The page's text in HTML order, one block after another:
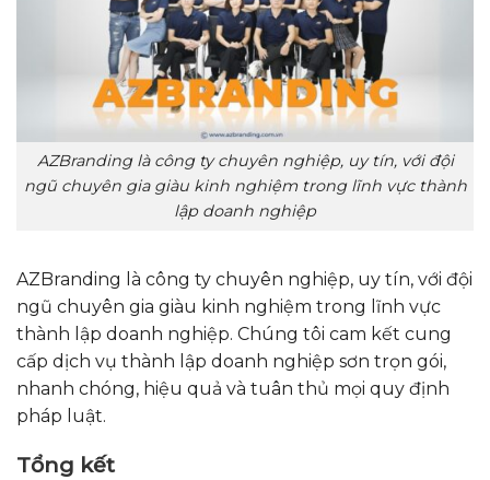
AZBranding là công ty chuyên nghiệp, uy tín, với đội
ngũ chuyên gia giàu kinh nghiệm trong lĩnh vực thành
lập doanh nghiệp
AZBranding là công ty chuyên nghiệp, uy tín, với đội
ngũ chuyên gia giàu kinh nghiệm trong lĩnh vực
thành lập doanh nghiệp. Chúng tôi cam kết cung
cấp dịch vụ thành lập doanh nghiệp sơn trọn gói,
nhanh chóng, hiệu quả và tuân thủ mọi quy định
pháp luật.
Tổng kết